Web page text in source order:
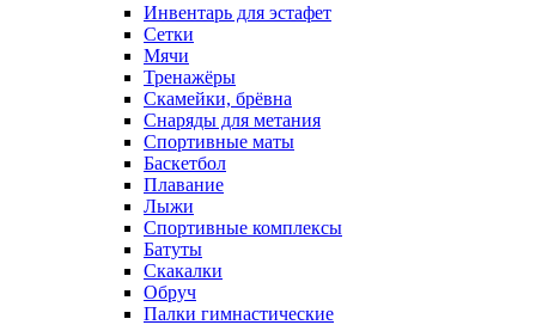
Инвентарь для эстафет
Сетки
Мячи
Тренажёры
Скамейки, брёвна
Снаряды для метания
Спортивные маты
Баскетбол
Плавание
Лыжи
Спортивные комплексы
Батуты
Скакалки
Обруч
Палки гимнастические